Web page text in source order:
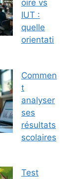
oire vs
IUT :
quelle
orientati
Commen
t
analyser
ses
résultats
scolaires
Test